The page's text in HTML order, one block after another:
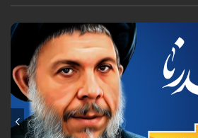
قناة الكوثر الفضائية يتحدث عن شخصية